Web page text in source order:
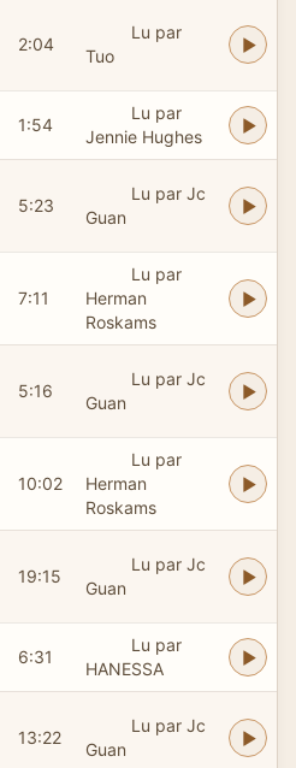
2:04
Lu par
Tuo
1:54
Lu par
Jennie Hughes
5:23
Lu par Jc
Guan
7:11
Lu par
Herman
Roskams
5:16
Lu par Jc
Guan
10:02
Lu par
Herman
Roskams
19:15
Lu par Jc
Guan
6:31
Lu par
HANESSA
13:22
Lu par Jc
Guan